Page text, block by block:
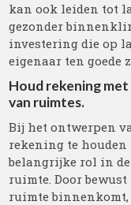
kan ook leiden tot
gezonder
investering die op
eigenaar ten goede
Houd rekening
van ruimtes.
Bij het ontwerpen
rekening te
belangrijke rol in
ruimte. Door
ruimte